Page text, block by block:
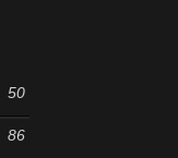
50
86